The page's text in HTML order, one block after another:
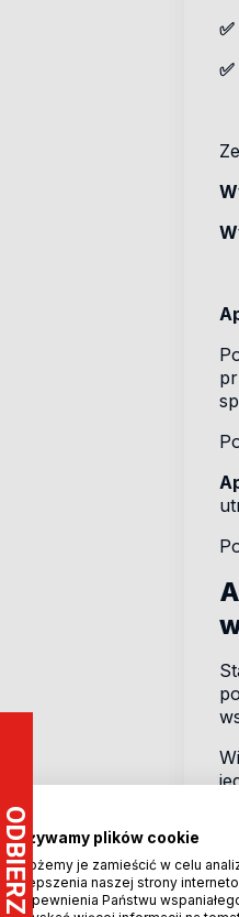
✅
✅
Używamy plików cookie
Możemy je zamieścić w celu
ulepszenia naszej strony
zapewnienia Państwu